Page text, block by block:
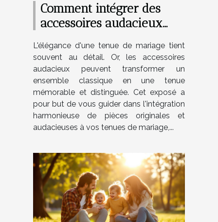
Comment intégrer des
accessoires audacieux
mariage
L'élégance d'une tenue de mariage tient
souvent au détail. Or, les accessoires
audacieux peuvent transformer un
ensemble classique en une tenue
mémorable et distinguée. Cet exposé a
pour but de vous guider dans l'intégration
harmonieuse de pièces originales et
audacieuses à vos tenues de mariage,...